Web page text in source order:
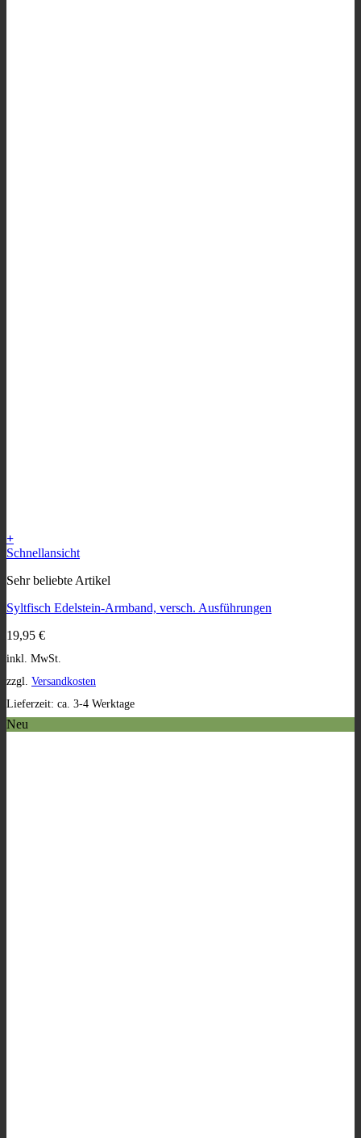
+
Dieses
weist
Varianten
Die
Optionen
auf
der
Produktseite
gewählt
Schnellansicht
Sehr beliebte Artikel
Syltfisch Edelstein-Armband, versch. Ausführungen
19,95 €
inkl. MwSt.
zzgl. Versandkosten
Lieferzeit: ca. 3-4 Werktage
Neu